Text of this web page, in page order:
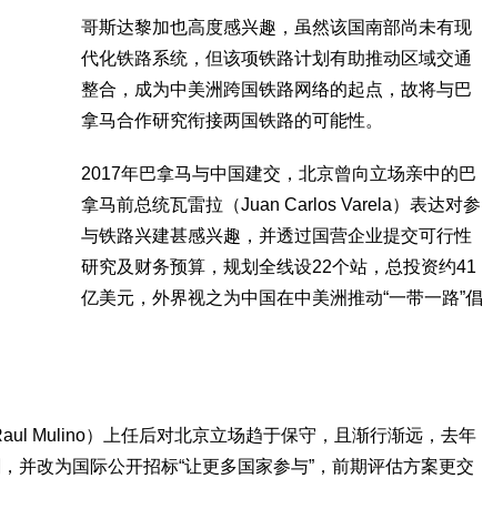
哥斯达黎加也高度感兴趣，虽然该国南部尚未有现
代化铁路系统，但该项铁路计划有助推动区域交通
整合，成为中美洲跨国铁路网络的起点，故将与巴
拿马合作研究衔接两国铁路的可能性。
2017年巴拿马与中国建交，北京曾向立场亲中的巴
拿马前总统瓦雷拉（Juan Carlos Varela）表达对参
与铁路兴建甚感兴趣，并透过国营企业提交可行性
研究及财务预算，规划全线设22个站，总投资约41
亿美元，外界视之为中国在中美洲推动“一带一路”倡
Mulino）上任后对北京立场趋于保守，且渐行渐远，去年
并改为国际公开招标“让更多国家参与”，前期评估方案更交